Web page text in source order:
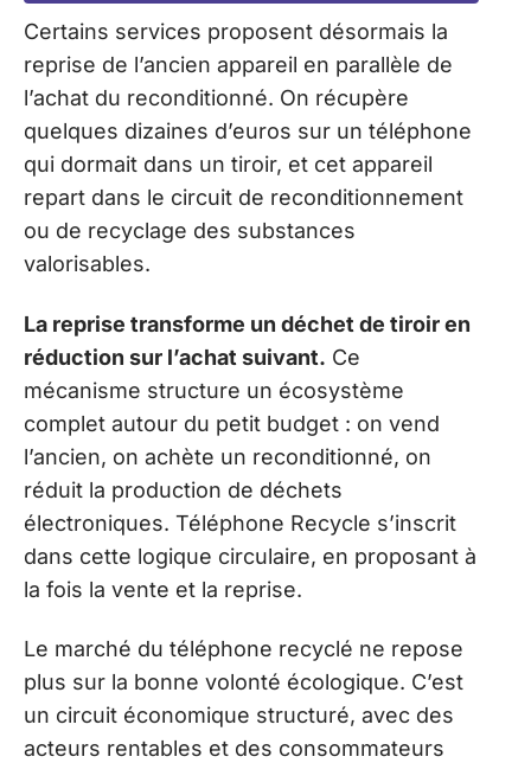
Certains services proposent désormais la
reprise de l’ancien appareil en parallèle de
l’achat du reconditionné. On récupère
quelques dizaines d’euros sur un téléphone
qui dormait dans un tiroir, et cet appareil
repart dans le circuit de reconditionnement
ou de recyclage des substances
valorisables.
La reprise transforme un déchet de tiroir en
réduction sur l’achat suivant. Ce
mécanisme structure un écosystème
complet autour du petit budget : on vend
l’ancien, on achète un reconditionné, on
réduit la production de déchets
électroniques. Téléphone Recycle s’inscrit
dans cette logique circulaire, en proposant à
la fois la vente et la reprise.
Le marché du téléphone recyclé ne repose
plus sur la bonne volonté écologique. C’est
un circuit économique structuré, avec des
acteurs rentables et des consommateurs